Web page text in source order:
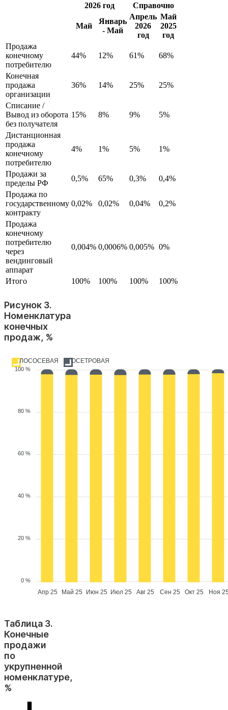
2026 год Справочно
Май
Январь
- Май
Апрель
2026
год
Май
2025
год
Продажа
конечному
потребителю
44% 12% 61% 68%
Конечная
продажа
организации
36% 14% 25% 25%
Списание /
Вывод из оборота
без получателя
15% 8% 9% 5%
Дистанционная
продажа
конечному
потребителю
4% 1% 5% 1%
Продажи за
пределы РФ
0,5% 65% 0,3%
0,4%
Продажа по
государственному
контракту
0,02% 0,02% 0,04% 0,2%
Продажа
конечному
потребителю
через
вендинговый
аппарат
0,004% 0,0006% 0,005% 0%
Итого 100% 100% 100% 100%
Рисунок 3.
Номенклатура
конечных
продаж, %
ЛОСОСЕВАЯ ОСЕТРОВАЯ
100 %
80 %
60 %
40 %
20 %
0 %
Апр 25 Май 25 Июн 25 Июл 25 Авг 25 Сен 25 Окт 25 Ноя
Таблица 3.
Конечные
продажи
по
укрупненной
номенклатуре,
%